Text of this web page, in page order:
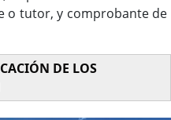
o tutor, y comprobante de
DE LOS